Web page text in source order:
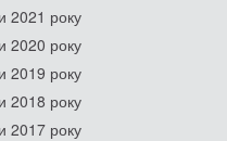
2021 року
2020 року
2019 року
2018 року
2017 року